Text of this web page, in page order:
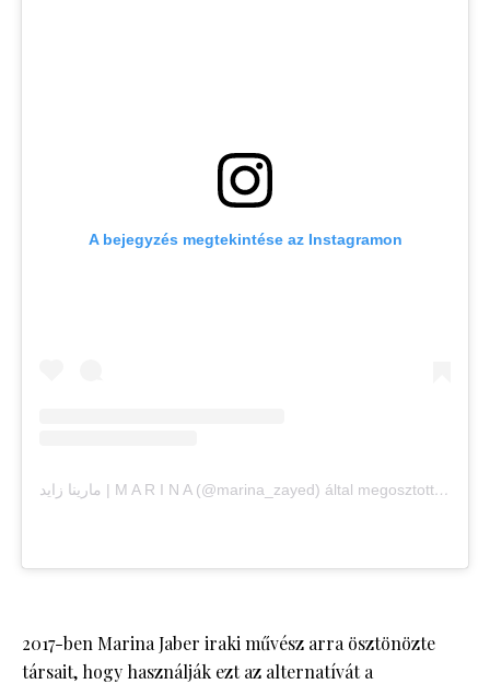
A bejegyzés megtekintése az Instagramon
مارينا زايد | M A R I N A (@marina_zayed) által megosztott bejegyzés
2017-ben Marina Jaber iraki művész arra ösztönözte
társait, hogy használják ezt az alternatívát a